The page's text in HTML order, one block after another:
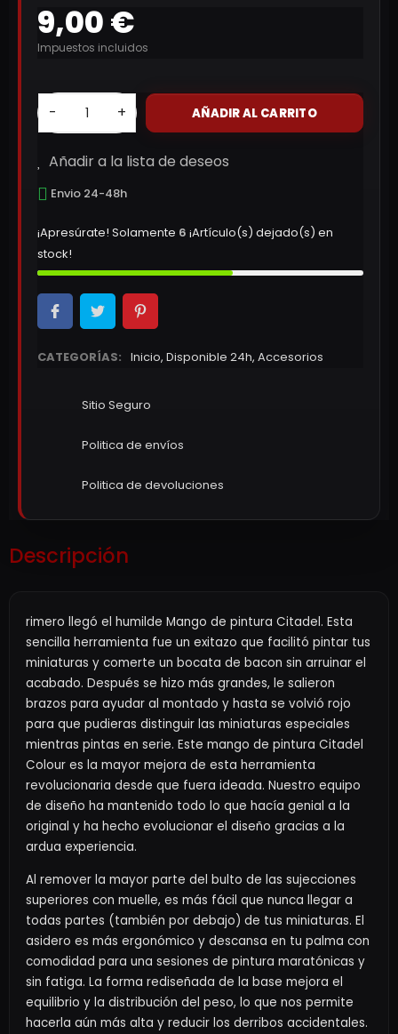
9,00 €
Impuestos incluidos
- + AÑADIR AL CARRITO
Añadir a la lista de deseos
Envio 24-48h
¡Apresúrate! Solamente 6 ¡Artículo(s) dejado(s) en
stock!
CATEGORÍAS: Inicio, Disponible 24h, Accesorios
Sitio Seguro
Politica de envíos
Politica de devoluciones
Descripción
rimero llegó el humilde Mango de pintura Citadel. Esta
sencilla herramienta fue un exitazo que facilitó pintar tus
miniaturas y comerte un bocata de bacon sin arruinar el
acabado. Después se hizo más grandes, le salieron
brazos para ayudar al montado y hasta se volvió rojo
para que pudieras distinguir las miniaturas especiales
mientras pintas en serie. Este mango de pintura Citadel
Colour es la mayor mejora de esta herramienta
revolucionaria desde que fuera ideada. Nuestro equipo
de diseño ha mantenido todo lo que hacía genial a la
original y ha hecho evolucionar el diseño gracias a la
ardua experiencia.
Al remover la mayor parte del bulto de las sujecciones
superiores con muelle, es más fácil que nunca llegar a
todas partes (también por debajo) de tus miniaturas. El
asidero es más ergonómico y descansa en tu palma con
comodidad para una sesiones de pintura maratónicas y
sin fatiga. La forma rediseñada de la base mejora el
equilibrio y la distribución del peso, lo que nos permite
hacerla aún más alta y reducir los derribos accidentales.